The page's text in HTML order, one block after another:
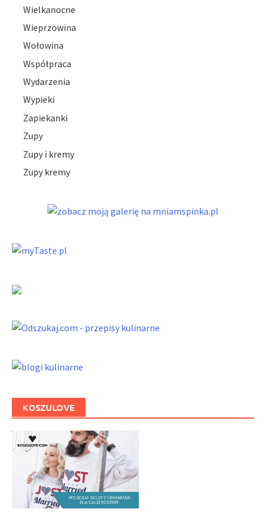
Wielkanocne
Wieprzowina
Wołowina
Współpraca
Wydarzenia
Wypieki
Zapiekanki
Zupy
Zupy i kremy
Zupy kremy
KOSZULOVE